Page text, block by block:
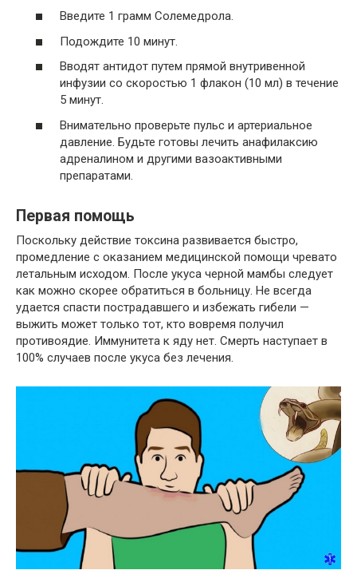
Введите 1 грамм Солемедрола.
Подождите 10 минут.
Вводят антидот путем прямой внутривенной
инфузии со скоростью 1 флакон (10 мл) в течение
5 минут.
Внимательно проверьте пульс и артериальное
давление. Будьте готовы лечить анафилаксию
адреналином и другими вазоактивными
препаратами.
Первая помощь
Поскольку действие токсина развивается быстро,
промедление с оказанием медицинской помощи чревато
летальным исходом. После укуса черной мамбы следует
как можно скорее обратиться в больницу. Не всегда
удается спасти пострадавшего и избежать гибели —
выжить может только тот, кто вовремя получил
противоядие. Иммунитета к яду нет. Смерть наступает в
100% случаев после укуса без лечения.